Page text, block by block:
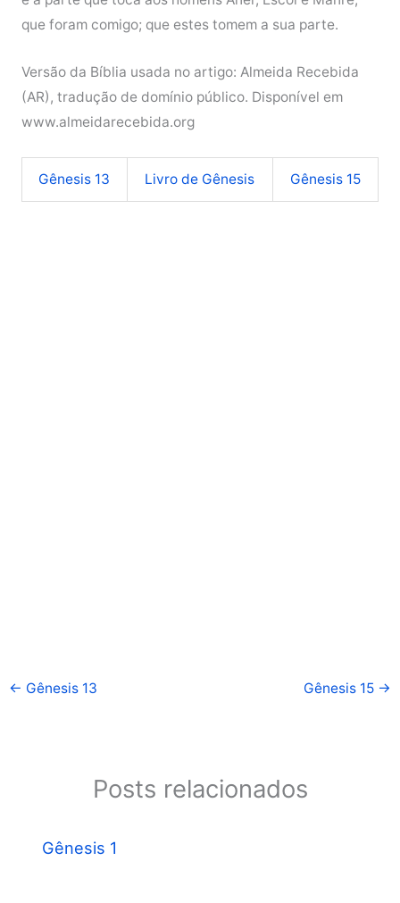
que foram comigo; que estes tomem a sua parte.
Versão da Bíblia usada no artigo: Almeida Recebida
(AR), tradução de domínio público. Disponível em
www.almeidarecebida.org
Gênesis 13 Livro de Gênesis Gênesis 15
← Gênesis 13 Gênesis 15 →
Posts relacionados
Gênesis 1